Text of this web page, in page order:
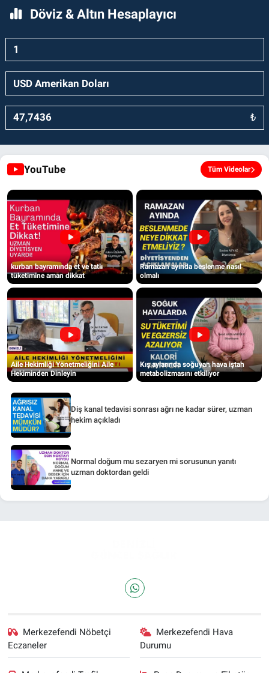
Döviz & Altın Hesaplayıcı
₺
YouTube Tüm Videolar
kurban bayramında et ve tatlı
tüketimine aman dikkat
Ramazan ayında beslenme nasıl
olmalı
Aile Hekimliği Yönetmeliğini Aile
Hekiminden Dinleyin
Kış aylarında soğuyan hava iştah
metabolizmasını etkiliyor
Diş kanal tedavisi sonrası ağrı ne kadar sürer, uzman
hekim açıkladı
Normal doğum mu sezaryen mi sorusunun yanıtı
uzman doktordan geldi
Merkezefendi Nöbetçi
Eczaneler
Merkezefendi Hava
Durumu